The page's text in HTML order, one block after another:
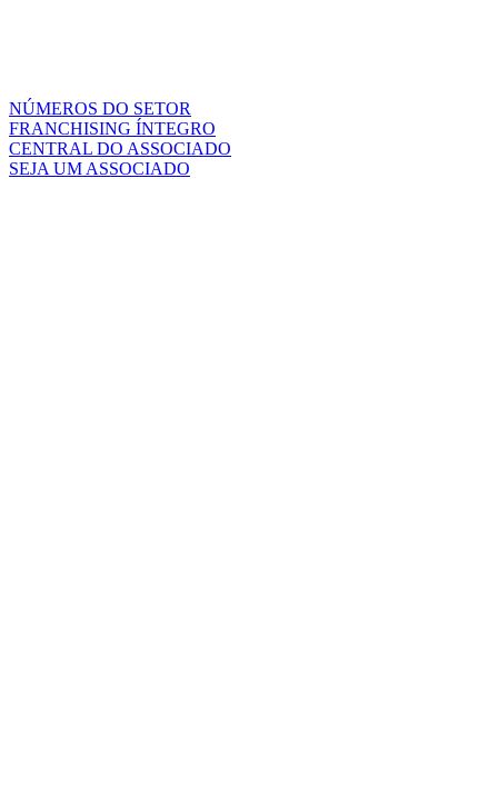
NÚMEROS DO SETOR
FRANCHISING ÍNTEGRO
CENTRAL DO ASSOCIADO
SEJA UM ASSOCIADO